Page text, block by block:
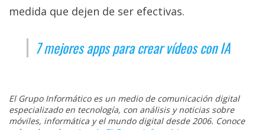
medida que dejen de ser efectivas.
7 mejores apps para crear vídeos con IA
El Grupo Informático es un medio de comunicación digital
especializado en tecnología, con análisis y noticias sobre
móviles, informática y el mundo digital desde 2006. Conoce